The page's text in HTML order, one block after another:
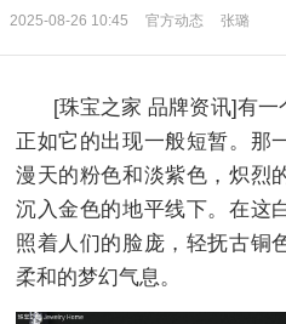
2025-08-26 10:45 官方动态 张璐
[珠宝之家 品牌资讯]有一
正如它的出现一般短暂。那
漫天的粉色和淡紫色，炽烈
沉入金色的地平线下。在这
照着人们的脸庞，轻抚古铜
柔和的梦幻气息。